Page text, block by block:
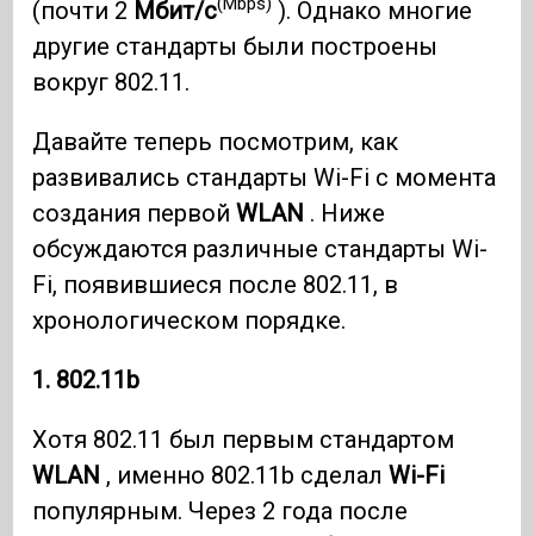
(почти 2 Мбит/с
). Однако многие
другие стандарты были построены
вокруг 802.11.
Давайте теперь посмотрим, как
развивались стандарты Wi-Fi с момента
создания первойWLAN . Ниже
обсуждаются различные стандарты Wi-
Fi, появившиеся после 802.11, в
хронологическом порядке.
1. 802.11b
Хотя 802.11 был первым стандартом
WLAN , именно 802.11b сделалWi-Fi
популярным. Через 2 года после